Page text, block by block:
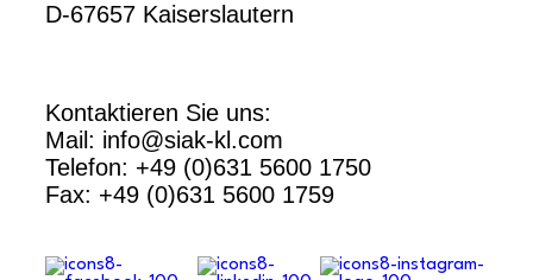
D-67657 Kaiserslautern
Kontaktieren Sie uns:
Mail: info@siak-kl.com
Telefon: +49 (0)631 5600 1750
Fax: +49 (0)631 5600 1759